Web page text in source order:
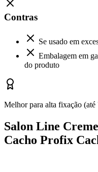
Contras
Se usado em
Embalagem em
do produto
Melhor para alta fixação (até
Salon Line
Cacho Profix